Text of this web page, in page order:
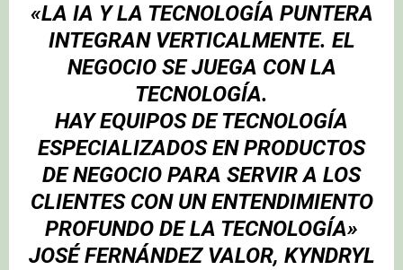
«LA IA Y LA TECNOLOGÍA PUNTERA
INTEGRAN VERTICALMENTE. EL
NEGOCIO SE JUEGA CON LA
TECNOLOGÍA.
HAY EQUIPOS DE TECNOLOGÍA
ESPECIALIZADOS EN PRODUCTOS
DE NEGOCIO PARA SERVIR A LOS
CLIENTES CON UN ENTENDIMIENTO
PROFUNDO DE LA TECNOLOGÍA»
JOSÉ FERNÁNDEZ VALOR, KYNDRYL